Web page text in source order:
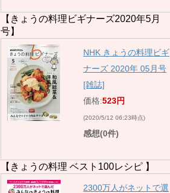
【きょうの料理ビギナーズ2020年5月
号】
NHK きょうの料理ビギ
ナーズ 2020年 05月号
[雑誌]
価格:523円
(2020/5/12 06:23時点)
感想(0件)
【きょうの料理 ベスト100レシピ 】
2300万人がネットで選